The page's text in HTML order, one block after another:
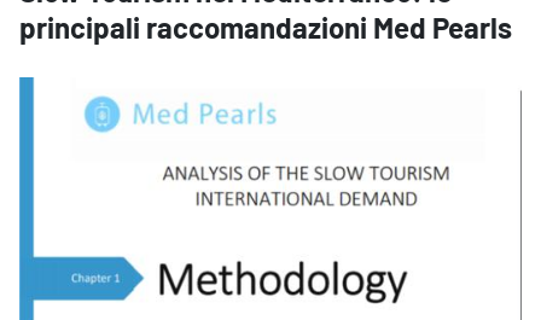
principali raccomandazioni Med Pearls